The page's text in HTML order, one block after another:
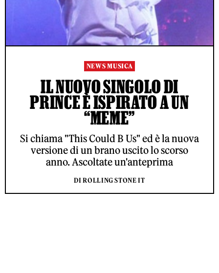
NEWS MUSICA
IL NUOVO SINGOLO DI
PRINCE È ISPIRATO A UN
“MEME”
Si chiama "This Could B Us" ed è la nuova
versione di un brano uscito lo scorso
anno. Ascoltate un'anteprima
DI ROLLING STONE IT